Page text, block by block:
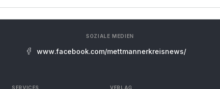
SOZIALE MEDIEN
www.facebook.com/mettmannerkreisnews/
SERVICES VERLAG